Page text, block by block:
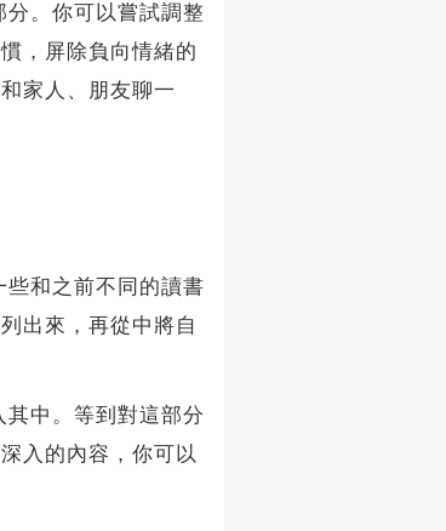
。你可以嘗試調整
，屏除負向情緒的
家人、朋友聊一
和之前不同的讀書
出來，再從中將自
中。等到對這部分
入的內容，你可以